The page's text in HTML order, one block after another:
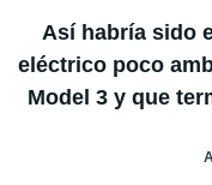
Así habría sido
eléctrico poco
Model 3 y que